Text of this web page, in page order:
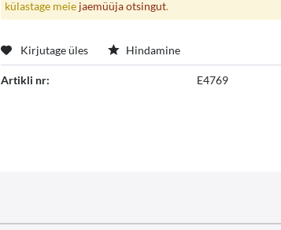
külastage meie jaemüüja otsingut.
Kirjutage üles Hindamine
Artikli nr: E4769